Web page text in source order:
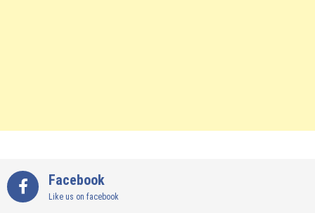
Facebook
Like us on facebook